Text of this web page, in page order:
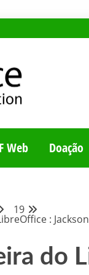
Web Doação
19
:
do